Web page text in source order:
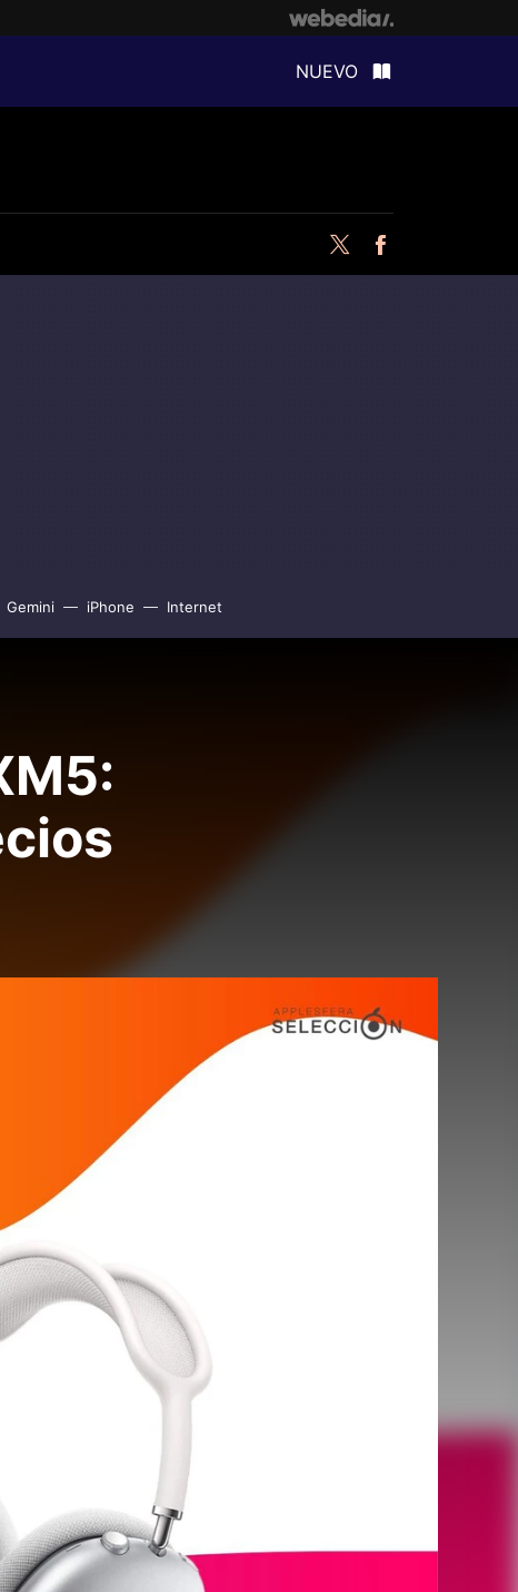
NUEVO
Twitter
Gemini iPhone Internet